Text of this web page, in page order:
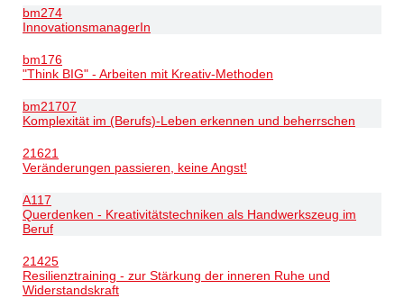
bm274
InnovationsmanagerIn
bm176
"Think BIG" - Arbeiten mit Kreativ-Methoden
bm21707
Komplexität im (Berufs)-Leben erkennen und beherrschen
21621
Veränderungen passieren, keine Angst!
A117
Querdenken - Kreativitätstechniken als Handwerkszeug im
Beruf
21425
Resilienztraining - zur Stärkung der inneren Ruhe und
Widerstandskraft